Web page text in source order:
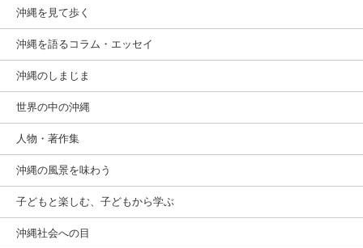
沖縄を見て歩く
沖縄を語るコラム・エッセイ
沖縄のしまじま
世界の中の沖縄
人物・著作集
沖縄の風景を味わう
子どもと楽しむ、子どもから学ぶ
沖縄社会への目